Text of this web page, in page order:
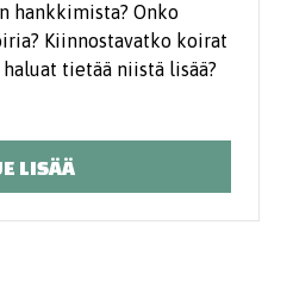
hankkimista? Onko
Kiinnostavatko koirat
tietää niistä lisää?
LISÄÄ